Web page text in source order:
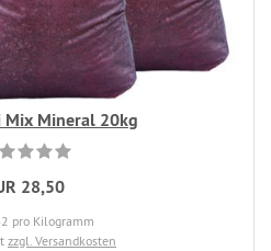
Mix Mineral 20kg
28,50
pro Kilogramm
zzgl. Versandkosten